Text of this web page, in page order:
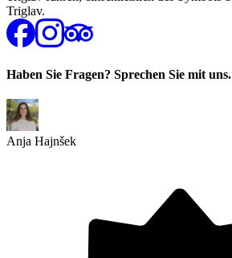
Triglav.
Haben Sie Fragen? Sprechen Sie mit uns.
Anja Hajnšek